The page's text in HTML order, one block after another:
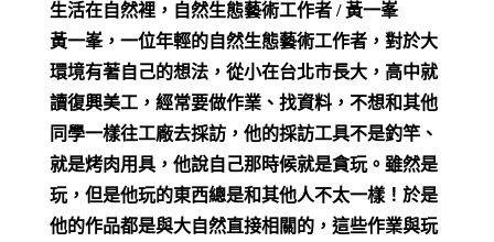
生活在自然裡，自然生態藝術工作者 / 黃一峯
黃一峯，一位年輕的自然生態藝術工作者，對於大
環境有著自己的想法，從小在台北市長大，高中就
讀復興美工，經常要做作業、找資料，不想和其他
同學一樣往工廠去採訪，他的採訪工具不是釣竿、
就是烤肉用具，他說自己那時候就是貪玩。雖然是
玩，但是他玩的東西總是和其他人不太一樣！於是
他的作品都是與大自然直接相關的，這些作業與玩